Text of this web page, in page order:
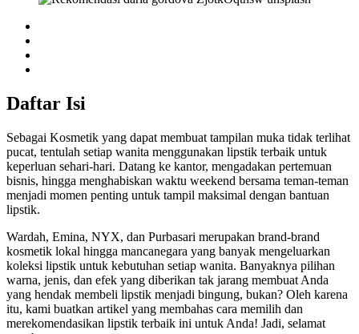
Daftar Isi
Sebagai Kosmetik yang dapat membuat tampilan muka tidak terlihat
pucat, tentulah setiap wanita menggunakan lipstik terbaik untuk
keperluan sehari-hari. Datang ke kantor, mengadakan pertemuan
bisnis, hingga menghabiskan waktu weekend bersama teman-teman
menjadi momen penting untuk tampil maksimal dengan bantuan
lipstik.
Wardah, Emina, NYX, dan Purbasari merupakan brand-brand
kosmetik lokal hingga mancanegara yang banyak mengeluarkan
koleksi lipstik untuk kebutuhan setiap wanita. Banyaknya pilihan
warna, jenis, dan efek yang diberikan tak jarang membuat Anda
yang hendak membeli lipstik menjadi bingung, bukan? Oleh karena
itu, kami buatkan artikel yang membahas cara memilih dan
merekomendasikan lipstik terbaik ini untuk Anda! Jadi, selamat